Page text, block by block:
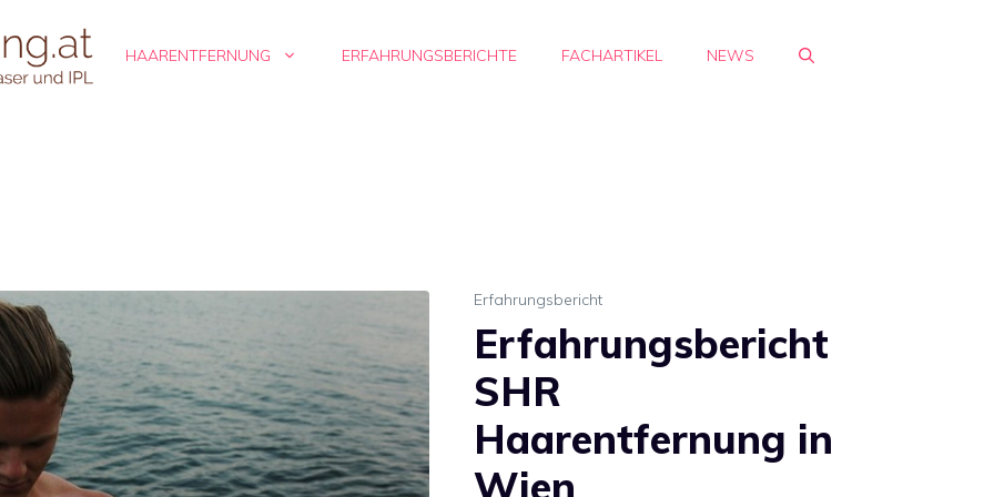
HAARENTFERNUNG ERFAHRUNGSBERICHTE FACHARTIKEL NEWS
Erfahrungsbericht
Erfahrungsbericht
SHR
Haarentfernung in
Wien